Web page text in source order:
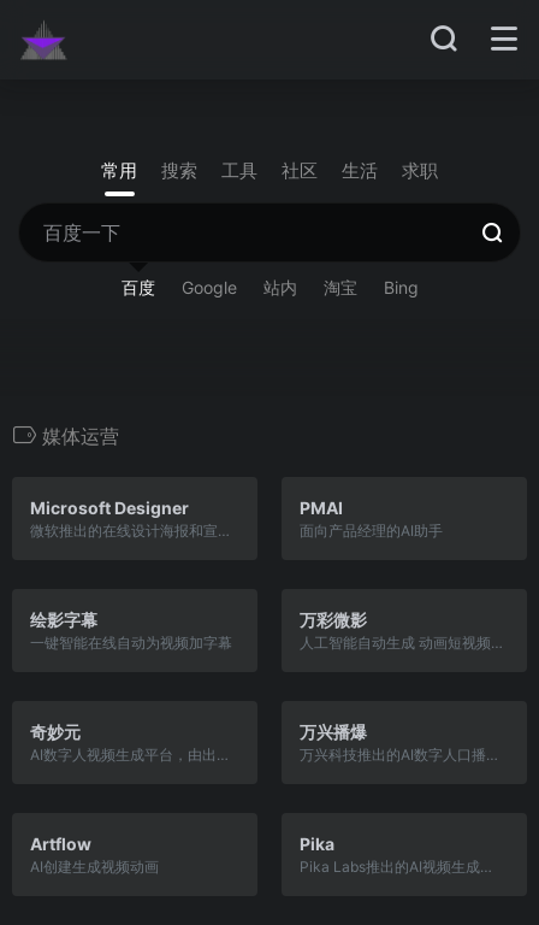
常用 搜索 工具 社区 生活 求职
百度 Google 站内 淘宝 Bing
媒体运营
Microsoft Designer
微软推出的在线设计海报和宣传图工具
PMAI
面向产品经理的AI助手
绘影字幕
一键智能在线自动为视频加字幕
万彩微影
人工智能自动生成 动画短视频 合集 企业和自媒体营销必备软件，快速生成短视频
奇妙元
AI数字人视频生成平台，由出门问问推出
万兴播爆
万兴科技推出的AI数字人口播视频营销工具
Artflow
AI创建生成视频动画
Pika
Pika Labs推出的AI视频生成和编辑工具